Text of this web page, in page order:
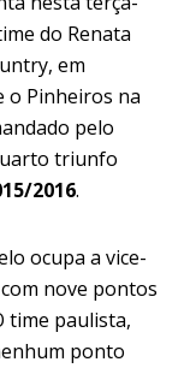
do Renata
em
o Pinheiros na
pelo
triunfo
2016.
ocupa a vice-
nove pontos
time paulista,
ponto